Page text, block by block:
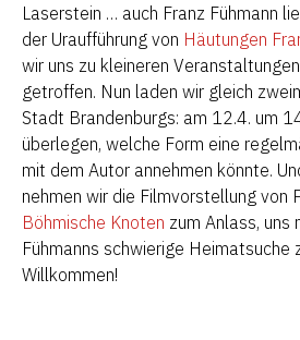
Laserstein … auch Franz Fühmann
der Uraufführung von Häutungen
wir uns zu kleineren
getroffen. Nun laden wir gleich
Stadt Brandenburgs: am 12.4. um
überlegen, welche Form eine
mit dem Autor annehmen könnte.
nehmen wir die Filmvorstellung von
Böhmische Knoten zum Anlass, uns
Fühmanns schwierige Heimatsuche
Willkommen!